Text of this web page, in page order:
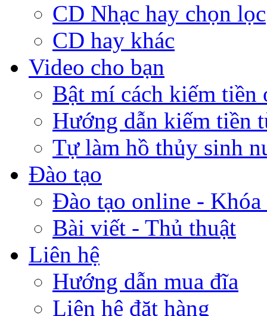
CD Nhạc hay chọn lọc
CD hay khác
Video cho bạn
Bật mí cách kiếm tiền
Hướng dẫn kiếm tiền
Tự làm hồ thủy sinh
Đào tạo
Đào tạo online -
Bài viết - Thủ thuật
Liên hệ
Hướng dẫn mua đĩa
Liên hệ đặt hàng